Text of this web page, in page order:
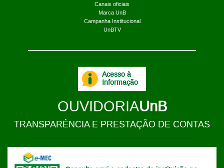
Canais oficiais
Marca UnB
Campanha Institucional
UnBTV
Acesso à
Informação
OUVIDORIAUnB
TRANSPARÊNCIA E PRESTAÇÃO DE CONTAS